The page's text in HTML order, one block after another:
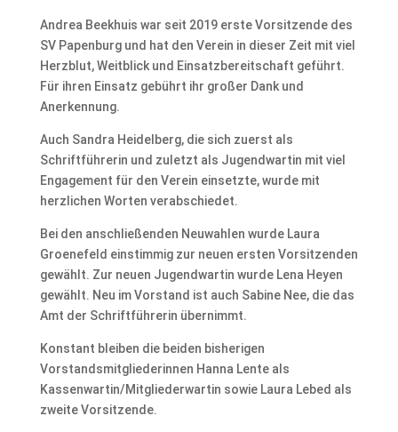
Andrea Beekhuis war seit 2019 erste Vorsitzende des
SV Papenburg und hat den Verein in dieser Zeit mit viel
Herzblut, Weitblick und Einsatzbereitschaft geführt.
Für ihren Einsatz gebührt ihr großer Dank und
Anerkennung.
Auch Sandra Heidelberg, die sich zuerst als
Schriftführerin und zuletzt als Jugendwartin mit viel
Engagement für den Verein einsetzte, wurde mit
herzlichen Worten verabschiedet.
Bei den anschließenden Neuwahlen wurde Laura
Groenefeld einstimmig zur neuen ersten Vorsitzenden
gewählt. Zur neuen Jugendwartin wurde Lena Heyen
gewählt. Neu im Vorstand ist auch Sabine Nee, die das
Amt der Schriftführerin übernimmt.
Konstant bleiben die beiden bisherigen
Vorstandsmitgliederinnen Hanna Lente als
Kassenwartin/Mitgliederwartin sowie Laura Lebed als
zweite Vorsitzende.